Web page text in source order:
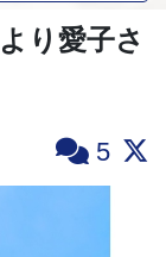
り愛子さ
5